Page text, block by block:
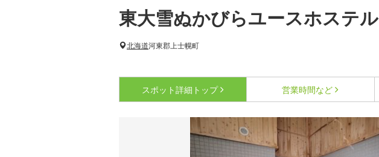
東大雪ぬかびらユースホステル
北海道河東郡上士幌町
スポット詳細 トップ 営業時間など